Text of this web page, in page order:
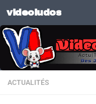
Skip to content
videoludos
ACTUALITÉS